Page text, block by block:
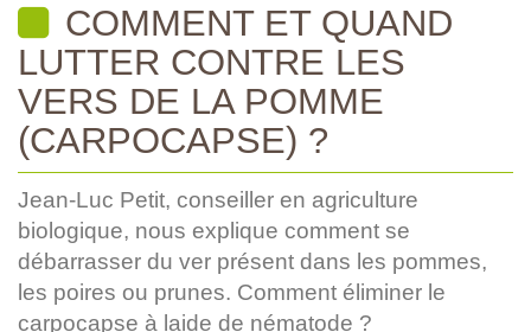
COMMENT ET QUAND
LUTTER CONTRE LES
VERS DE LA POMME
(CARPOCAPSE) ?
Jean-Luc Petit, conseiller en agriculture
biologique, nous explique comment se
débarrasser du ver présent dans les pommes,
les poires ou prunes. Comment éliminer le
carpocapse à laide de nématode ?